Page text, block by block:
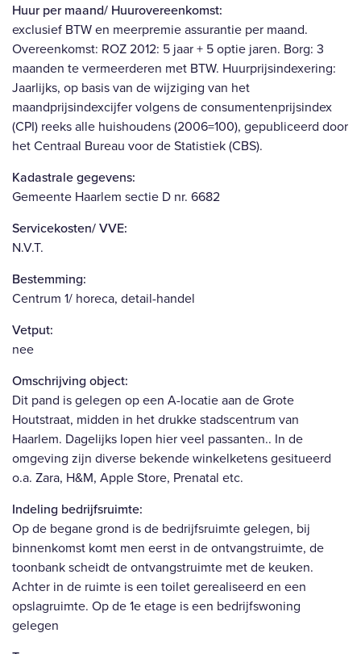
Huur per maand/ Huurovereenkomst:
exclusief BTW en meerpremie assurantie per maand.
Overeenkomst: ROZ 2012: 5 jaar + 5 optie jaren. Borg: 3
maanden te vermeerderen met BTW. Huurprijsindexering:
Jaarlijks, op basis van de wijziging van het
maandprijsindexcijfer volgens de consumentenprijsindex
(CPI) reeks alle huishoudens (2006=100), gepubliceerd door
het Centraal Bureau voor de Statistiek (CBS).
Kadastrale gegevens:
Gemeente Haarlem sectie D nr. 6682
Servicekosten/ VVE:
N.V.T.
Bestemming:
Centrum 1/ horeca, detail-handel
Vetput:
nee
Omschrijving object:
Dit pand is gelegen op een A-locatie aan de Grote
Houtstraat, midden in het drukke stadscentrum van
Haarlem. Dagelijks lopen hier veel passanten.. In de
omgeving zijn diverse bekende winkelketens gesitueerd
o.a. Zara, H&M, Apple Store, Prenatal etc.
Indeling bedrijfsruimte:
Op de begane grond is de bedrijfsruimte gelegen, bij
binnenkomst komt men eerst in de ontvangstruimte, de
toonbank scheidt de ontvangstruimte met de keuken.
Achter in de ruimte is een toilet gerealiseerd en een
opslagruimte. Op de 1e etage is een bedrijfswoning
gelegen